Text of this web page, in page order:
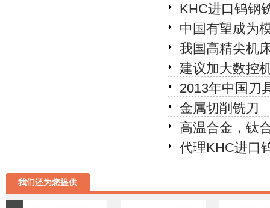
KHC进口钨钢
中国有望成为
我国高精尖机
建议加大数控
2013年中国刀
金属切削铣刀
高温合金，钛
代理KHC进口
我们还为您提供